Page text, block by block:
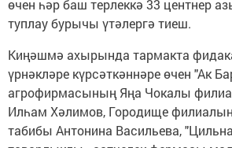
өчен һәр баш терлеккә 33 центнер
туплау бурычы үтәлергә тиеш.
Киңәшмә ахырында тармакта
үрнәкләре күрсәткәннәре өчен "Ак
агрофирмасының Яңа Чокалы
Илһам Хәлимов, Городище
табибы Антонина Васильева,